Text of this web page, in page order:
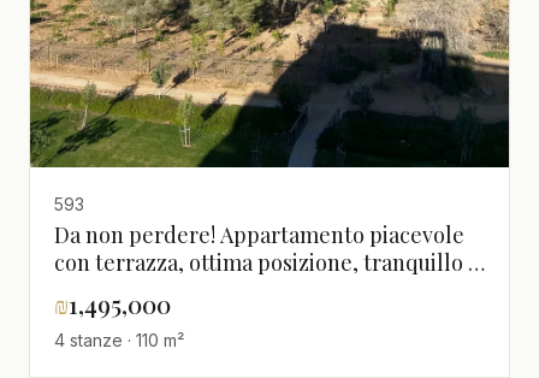
593
Da non perdere! Appartamento piacevole
con terrazza, ottima posizione, tranquillo e
₪1,495,000
4 stanze · 110 m²